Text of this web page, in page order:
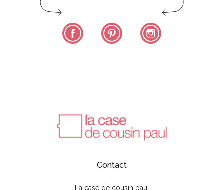
Facebook Pinterest
Contact
La case de cousin paul